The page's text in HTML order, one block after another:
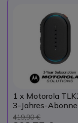
1 x Motorola
3-Jahres-
419,90 €